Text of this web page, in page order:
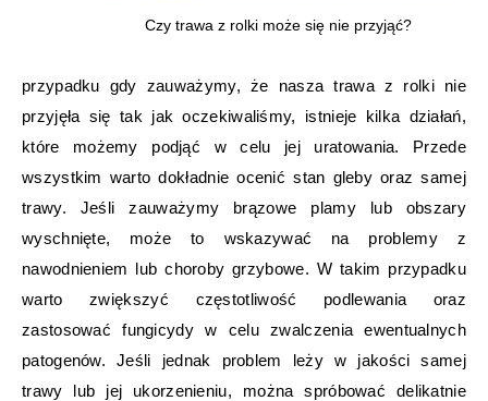
Czy trawa z rolki może się nie przyjąć?
przypadku gdy zauważymy, że nasza trawa z rolki nie
przyjęła się tak jak oczekiwaliśmy, istnieje kilka działań,
które możemy podjąć w celu jej uratowania. Przede
wszystkim warto dokładnie ocenić stan gleby oraz samej
trawy. Jeśli zauważymy brązowe plamy lub obszary
wyschnięte, może to wskazywać na problemy z
nawodnieniem lub choroby grzybowe. W takim przypadku
warto zwiększyć częstotliwość podlewania oraz
zastosować fungicydy w celu zwalczenia ewentualnych
patogenów. Jeśli jednak problem leży w jakości samej
trawy lub jej ukorzenieniu, można spróbować delikatnie